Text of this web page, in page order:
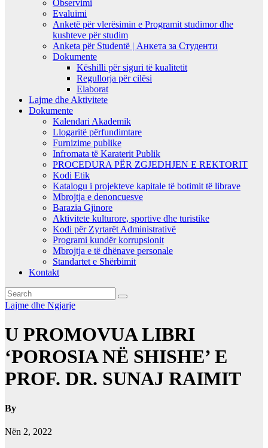
Observimi
Evaluimi
Anketë për vlerësimin e Programit studimor dhe
kushteve për studim
Anketa për Studentë | Анкета за Студенти
Dokumente
Këshilli për siguri të kualitetit
Regullorja për cilësi
Elaborat
Lajme dhe Aktivitete
Dokumente
Kalendari Akademik
Llogaritë përfundimtare
Furnizime publike
Infromata të Karaterit Publik
PROCEDURA PËR ZGJEDHJEN E REKTORIT
Kodi Etik
Katalogu i projekteve kapitale të botimit të librave
Mbrojtja e denoncuesve
Barazia Gjinore
Aktivitete kulturore, sportive dhe turistike
Kodi për Zyrtarët Administrativë
Programi kundër korrupsionit
Mbrojtja e të dhënave personale
Standartet e Shërbimit
Kontakt
Lajme dhe Ngjarje
U PROMOVUA LIBRI
‘POROSIA NË SHISHE’ E
PROF. DR. SUNAJ RAIMIT
By
Nën 2, 2022